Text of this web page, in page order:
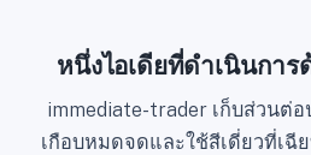
หนึ่งไอเดียที่ดำเนินกา
immediate-trader เก็บส่วนต่
เกือบหมดจดและใช้สีเดี่ยวที่เฉี